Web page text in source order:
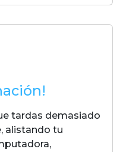
tardas demasiado
alistando tu